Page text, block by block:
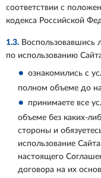
соответствии с
кодекса Российской
1.3. Воспользовавшись
по использованию
ознакомились с
полном объеме до
принимаете все
объеме без каких-
стороны и
использование
настоящего
договора на их